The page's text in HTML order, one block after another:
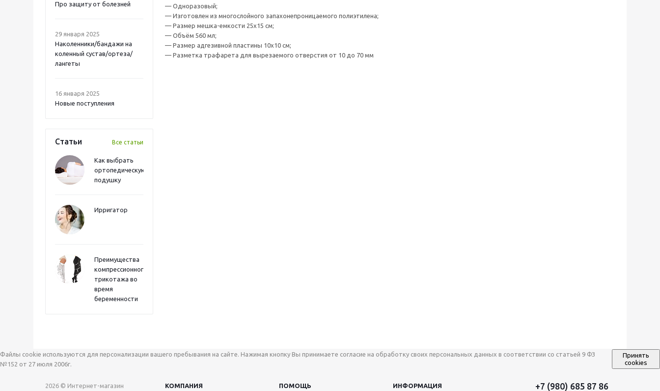
Про защиту от болезней
29 января 2025
Наколенники/бандажи на
коленный сустав/ортеза/
лангеты
16 января 2025
Новые поступления
Статьи Все статьи
Как выбрать
ортопедическую
подушку
Ирригатор
Преимущества
компрессионного
трикотажа во
время
беременности
— Одноразовый;
— Изготовлен из многослойного запахонепроницаемого полиэтилена;
— Размер мешка-емкости 25х15 см;
— Объём 560 мл;
— Размер адгезивной пластины 10х10 см;
— Разметка трафарета для вырезаемого отверстия от 10 до 70 мм
Файлы cookie используются для персонализации вашего пребывания на сайте. Нажимая кнопку Вы принимаете согласие на обработку своих персональных данных в соответствии со статьей 9 ФЗ
№152 от 27 июля 2006г.
Принять
cookies
2026 © Интернет-магазин КОМПАНИЯ ПОМОЩЬ ИНФОРМАЦИЯ +7 (980) 685 87 86